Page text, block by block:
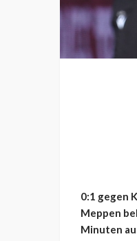
0:1 gegen
Meppen
Minuten